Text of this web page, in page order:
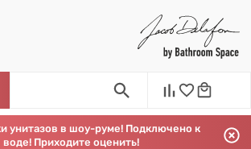
унитазов в шоу-руме! Подключено к
воде! Приходите оценить!